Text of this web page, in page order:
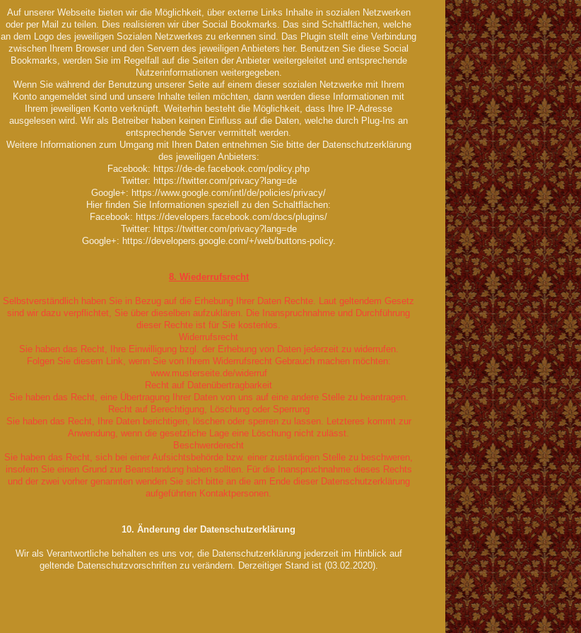
Auf unserer Webseite bieten wir die Möglichkeit, über externe Links Inhalte in sozialen Netzwerken
oder per Mail zu teilen. Dies realisieren wir über Social Bookmarks. Das sind Schaltflächen, welche
an dem Logo des jeweiligen Sozialen Netzwerkes zu erkennen sind. Das Plugin stellt eine Verbindung
zwischen Ihrem Browser und den Servern des jeweiligen Anbieters her. Benutzen Sie diese Social
Bookmarks, werden Sie im Regelfall auf die Seiten der Anbieter weitergeleitet und entsprechende
Nutzerinformationen weitergegeben.
Wenn Sie während der Benutzung unserer Seite auf einem dieser sozialen Netzwerke mit Ihrem
Konto angemeldet sind und unsere Inhalte teilen möchten, dann werden diese Informationen mit
Ihrem jeweiligen Konto verknüpft. Weiterhin besteht die Möglichkeit, dass Ihre IP-Adresse
ausgelesen wird. Wir als Betreiber haben keinen Einfluss auf die Daten, welche durch Plug-Ins an
entsprechende Server vermittelt werden.
Weitere Informationen zum Umgang mit Ihren Daten entnehmen Sie bitte der Datenschutzerklärung
des jeweiligen Anbieters:
Facebook: https://de-de.facebook.com/policy.php
Twitter: https://twitter.com/privacy?lang=de
Google+: https://www.google.com/intl/de/policies/privacy/
Hier finden Sie Informationen speziell zu den Schaltflächen:
Facebook: https://developers.facebook.com/docs/plugins/
Twitter: https://twitter.com/privacy?lang=de
Google+: https://developers.google.com/+/web/buttons-policy.
8. Wiederrufsrecht
Selbstverständlich haben Sie in Bezug auf die Erhebung Ihrer Daten Rechte. Laut geltendem Gesetz
sind wir dazu verpflichtet, Sie über dieselben aufzuklären. Die Inanspruchnahme und Durchführung
dieser Rechte ist für Sie kostenlos.
Widerrufsrecht
Sie haben das Recht, Ihre Einwilligung bzgl. der Erhebung von Daten jederzeit zu widerrufen.
Folgen Sie diesem Link, wenn Sie von Ihrem Widerrufsrecht Gebrauch machen möchten:
www.musterseite.de/widerruf
Recht auf Datenübertragbarkeit
Sie haben das Recht, eine Übertragung Ihrer Daten von uns auf eine andere Stelle zu beantragen.
Recht auf Berechtigung, Löschung oder Sperrung
Sie haben das Recht, Ihre Daten berichtigen, löschen oder sperren zu lassen. Letzteres kommt zur
Anwendung, wenn die gesetzliche Lage eine Löschung nicht zulässt.
Beschwerderecht
Sie haben das Recht, sich bei einer Aufsichtsbehörde bzw. einer zuständigen Stelle zu beschweren,
insofern Sie einen Grund zur Beanstandung haben sollten. Für die Inanspruchnahme dieses Rechts
und der zwei vorher genannten wenden Sie sich bitte an die am Ende dieser Datenschutzerklärung
aufgeführten Kontaktpersonen.
10. Änderung der Datenschutzerklärung
Wir als Verantwortliche behalten es uns vor, die Datenschutzerklärung jederzeit im Hinblick auf
geltende Datenschutzvorschriften zu verändern. Derzeitiger Stand ist (03.02.2020).